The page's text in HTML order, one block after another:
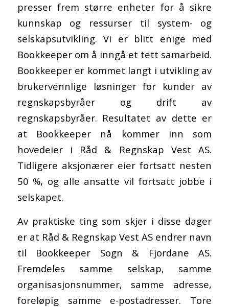
presser frem større enheter for å sikre
kunnskap og ressurser til system- og
selskapsutvikling. Vi er blitt enige med
Bookkeeper om å inngå et tett samarbeid.
Bookkeeper er kommet langt i utvikling av
brukervennlige løsninger for kunder av
regnskapsbyråer og drift av
regnskapsbyråer. Resultatet av dette er
at Bookkeeper nå kommer inn som
hovedeier i Råd & Regnskap Vest AS.
Tidligere aksjonærer eier fortsatt nesten
50 %, og alle ansatte vil fortsatt jobbe i
selskapet.
Av praktiske ting som skjer i disse dager
er at Råd & Regnskap Vest AS endrer navn
til Bookkeeper Sogn & Fjordane AS.
Fremdeles samme selskap, samme
organisasjonsnummer, samme adresse,
foreløpig samme e-postadresser. Tore